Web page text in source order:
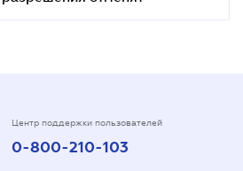
Центр поддержки пользователей
0-800-210-103